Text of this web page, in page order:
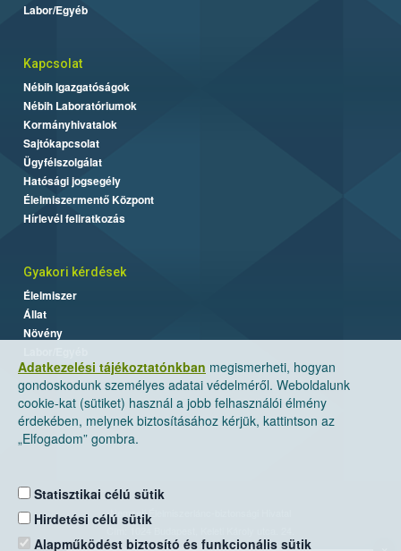
Adatkezelési tájékoztatónkban megismerheti, hogyan
gondoskodunk személyes adatai védelméről. Weboldalunk
cookie-kat (sütiket) használ a jobb felhasználói élmény
érdekében, melynek biztosításához kérjük, kattintson az
„Elfogadom” gombra.
Statisztikai célú sütik
Hirdetési célú sütik
Alapműködést biztosító és funkcionális sütik
Labor/Egyéb
Kapcsolat
Nébih Igazgatóságok
Nébih Laboratóriumok
Kormányhivatalok
Sajtókapcsolat
Ügyfélszolgálat
Hatósági jogsegély
Élelmiszermentő Központ
Hírlevél feliratkozás
Gyakori kérdések
Élelmiszer
Állat
Növény
Nemzeti Élelmiszerlánc-biztonsági Hivatal
Levelezési cím: 1525 Budapest. Pf. 30.